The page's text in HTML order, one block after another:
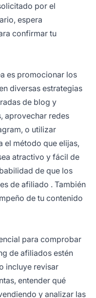
por el
espera
confirmar tu
es promocionar los
diversas estrategias
de blog y
aprovechar redes
o utilizar
el método que elijas,
atractivo y fácil de
de que los
de afiliado . También
de tu contenido
para comprobar
de afiliados estén
incluye revisar
entender qué
y analizar las